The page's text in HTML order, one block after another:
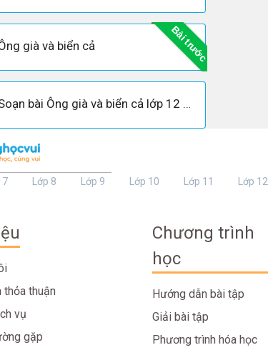
Bài trước
già và biển cả
Soạn bài Ông già và biển cả lớp 12 - Hê - minh - uê
7 Lớp 8 Lớp 9 Lớp 10 Lớp 11 Lớp 12
thuận
vụ
gặp
Chương trình
học
Hướng dẫn bài tập
Giải bài tập
Phương trình hóa học